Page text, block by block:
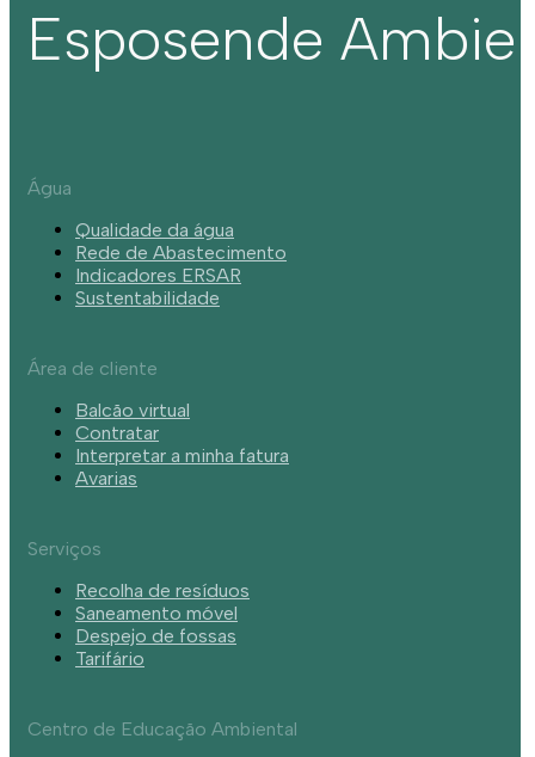
Esposende
Água
Qualidade da água
Rede de Abastecimento
Indicadores ERSAR
Sustentabilidade
Área de cliente
Balcão virtual
Contratar
Interpretar a minha fatura
Avarias
Serviços
Recolha de resíduos
Saneamento móvel
Despejo de fossas
Tarifário
Centro de Educação Ambiental